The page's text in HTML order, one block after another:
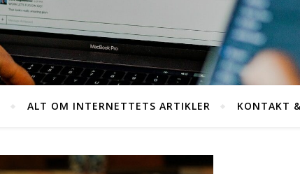
ALT OM INTERNETTETS ARTIKLER KONTAKT